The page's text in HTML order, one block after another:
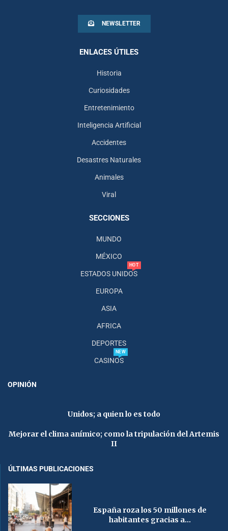
NEWSLETTER
ENLACES ÚTILES
Historia
Curiosidades
Entretenimiento
Inteligencia Artificial
Accidentes
Desastres Naturales
Animales
Viral
SECCIONES
MUNDO
MÉXICO
ESTADOS UNIDOS
HOT
EUROPA
ASIA
AFRICA
DEPORTES
CASINOS
NEW
OPINIÓN
Unidos; a quien lo es todo
Mejorar el clima anímico; como la tripulación del Artemis
II
ÚLTIMAS PUBLICACIONES
España roza los 50 millones de
habitantes gracias a...